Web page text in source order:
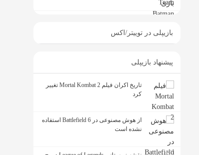
بازیپلی در توییتر/اکس
پیشنهاد بازیپلی
تاریخ اکران فیلم Mortal Kombat 2 تغییر
کرد
از هوش مصنوعی در Battlefield 6 استفاده
نشده است